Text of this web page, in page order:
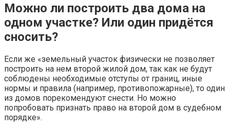
Можно ли построить два дома на
одном участке? Или один придётся
сносить?
Если же «земельный участок физически не позволяет
построить на нем второй жилой дом, так как не будут
соблюдены необходимые отступы от границ, иные
нормы и правила (например, противопожарные), то один
из домов порекомендуют снести. Но можно
попробовать признать право на второй дом в судебном
порядке».